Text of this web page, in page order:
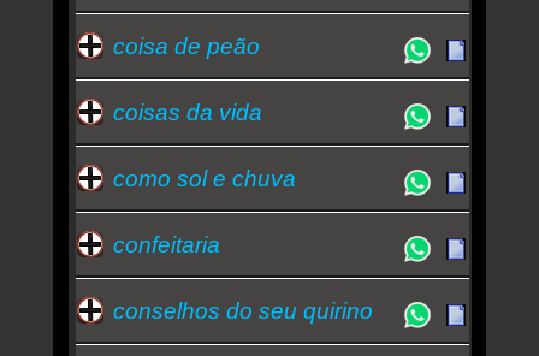
coisa de peão
coisas da vida
como sol e chuva
confeitaria
conselhos do seu quirino